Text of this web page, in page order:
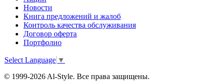
Новости
Книга предложений и жалоб
Контроль качества обслуживания
Договор оферта
Портфолио
Select Language ▼
© 1999-2026 Al-Style. Все права защищены.